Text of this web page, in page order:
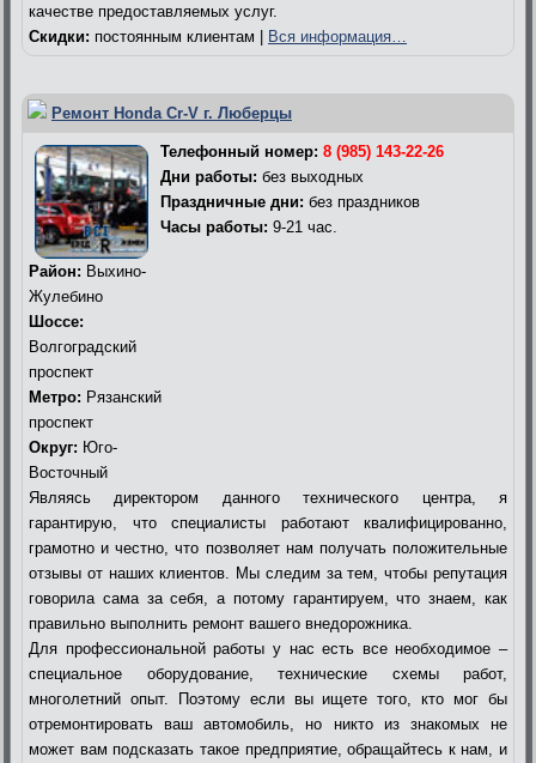
качестве предоставляемых услуг.
Скидки: постоянным клиентам | Вся информация…
Ремонт Honda Cr-V г. Люберцы
Телефонный номер: 8 (985) 143-22-26
Дни работы: без выходных
Праздничные дни: без праздников
Часы работы: 9-21 час.
Район: Выхино-
Жулебино
Шоссе:
Волгоградский
проспект
Метро: Рязанский
проспект
Округ: Юго-
Восточный
Являясь директором данного технического центра, я
гарантирую, что специалисты работают квалифицированно,
грамотно и честно, что позволяет нам получать положительные
отзывы от наших клиентов. Мы следим за тем, чтобы репутация
говорила сама за себя, а потому гарантируем, что знаем, как
правильно выполнить ремонт вашего внедорожника.
Для профессиональной работы у нас есть все необходимое –
специальное оборудование, технические схемы работ,
многолетний опыт. Поэтому если вы ищете того, кто мог бы
отремонтировать ваш автомобиль, но никто из знакомых не
может вам подсказать такое предприятие, обращайтесь к нам, и